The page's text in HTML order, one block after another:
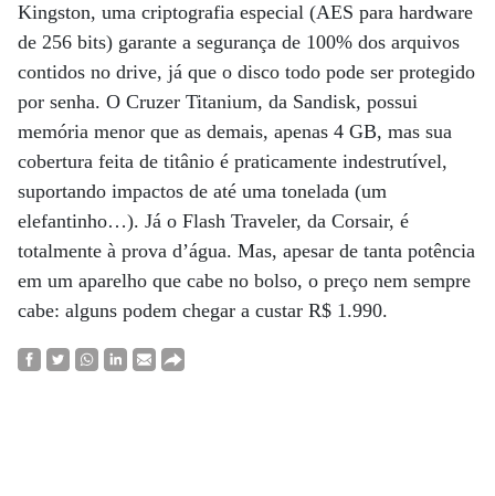
Kingston, uma criptografia especial (AES para hardware
de 256 bits) garante a segurança de 100% dos arquivos
contidos no drive, já que o disco todo pode ser protegido
por senha. O Cruzer Titanium, da Sandisk, possui
memória menor que as demais, apenas 4 GB, mas sua
cobertura feita de titânio é praticamente indestrutível,
suportando impactos de até uma tonelada (um
elefantinho…). Já o Flash Traveler, da Corsair, é
totalmente à prova d’água. Mas, apesar de tanta potência
em um aparelho que cabe no bolso, o preço nem sempre
cabe: alguns podem chegar a custar R$ 1.990.